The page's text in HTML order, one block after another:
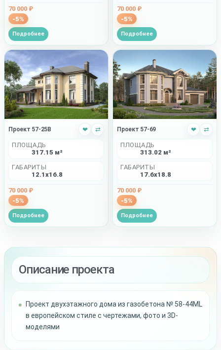
70 000 ₽
-5%
Подробнее
70 000 ₽
-5%
Подробнее
Проект 57-25B ❤ ⇄
ПЛОЩАДЬ
317.15 м²
ГАБАРИТЫ
12.1x16.8
70 000 ₽
-5%
Подробнее
Проект 57-69 ❤ ⇄
ПЛОЩАДЬ
313.02 м²
ГАБАРИТЫ
17.6x18.8
70 000 ₽
-5%
Подробнее
Описание проекта
Проект двухэтажного дома из газобетона № 58-44ML
в европейском стиле с чертежами, фото и 3D-
моделями